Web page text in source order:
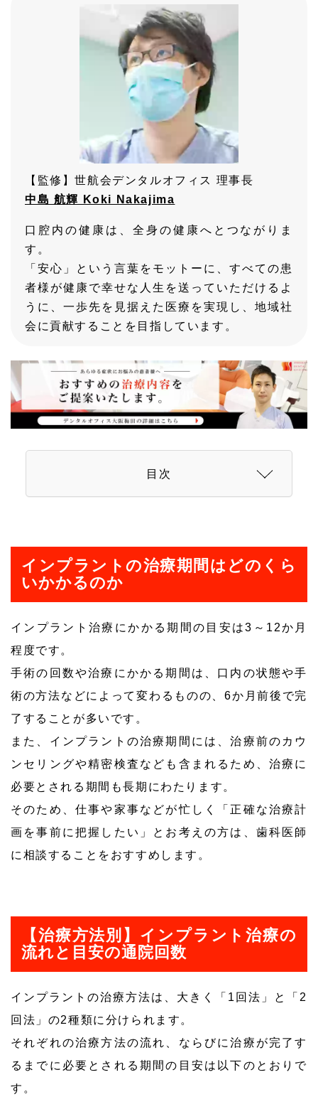
【監修】世航会デンタルオフィス 理事長
中島 航輝 Koki Nakajima
口腔内の健康は、全身の健康へとつながりま
す。
「安心」という言葉をモットーに、すべての患
者様が健康で幸せな人生を送っていただけるよ
うに、一歩先を見据えた医療を実現し、地域社
会に貢献することを目指しています。
目次
インプラントの治療期間はどのくら
いかかるのか
インプラント治療にかかる期間の目安は3～12か月
程度です。
手術の回数や治療にかかる期間は、口内の状態や手
術の方法などによって変わるものの、6か月前後で完
了することが多いです。
また、インプラントの治療期間には、治療前のカウ
ンセリングや精密検査なども含まれるため、治療に
必要とされる期間も長期にわたります。
そのため、仕事や家事などが忙しく「正確な治療計
画を事前に把握したい」とお考えの方は、歯科医師
に相談することをおすすめします。
【治療方法別】インプラント治療の
流れと目安の通院回数
インプラントの治療方法は、大きく「1回法」と「2
回法」の2種類に分けられます。
それぞれの治療方法の流れ、ならびに治療が完了す
るまでに必要とされる期間の目安は以下のとおりで
す。